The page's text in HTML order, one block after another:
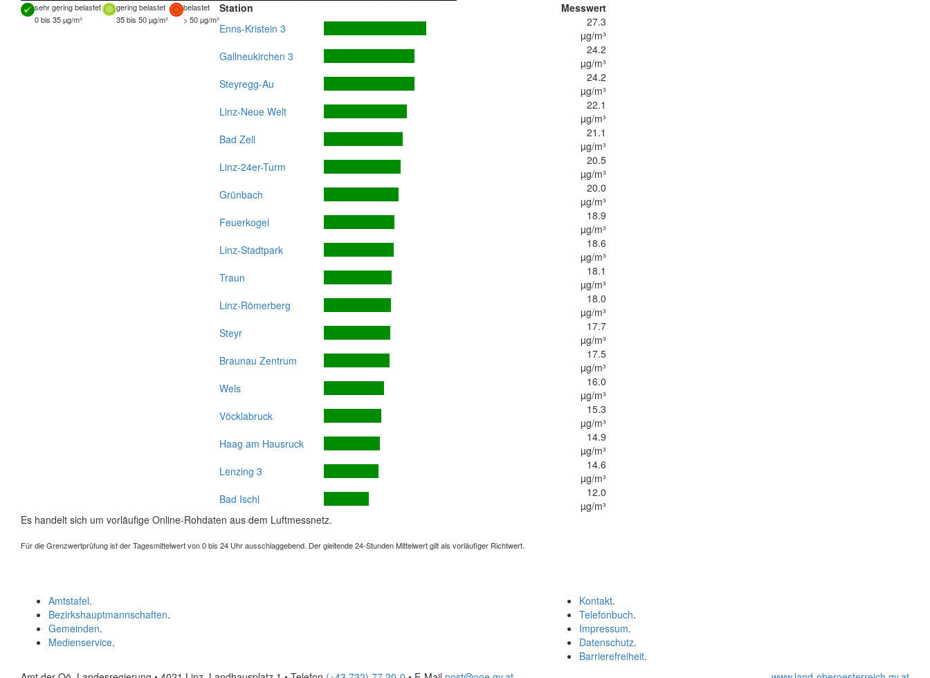
sehr gering belastet gering belastet
belastet
0 bis 35 µg/m³
35 bis 50 µg/m³ > 50 µg/m³
Station
Messwert
Enns-Kristein 3
27.3
µg/m³
Gallneukirchen 3
24.2
µg/m³
Steyregg-Au
24.2
µg/m³
Linz-Neue Welt
22.1
µg/m³
Bad Zell
21.1
µg/m³
Linz-24er-Turm
20.5
µg/m³
Grünbach
20.0
µg/m³
Feuerkogel
18.9
µg/m³
Linz-Stadtpark
18.6
µg/m³
Traun
18.1
µg/m³
Linz-Römerberg
18.0
µg/m³
Steyr
17.7
µg/m³
Braunau Zentrum
17.5
µg/m³
Wels
16.0
µg/m³
Vöcklabruck
15.3
µg/m³
Haag am Hausruck
14.9
µg/m³
Lenzing 3
14.6
µg/m³
Bad Ischl
12.0
µg/m³
Es handelt sich um vorläufige Online-Rohdaten aus dem Luftmessnetz.
Für die Grenzwertprüfung ist der Tagesmittelwert von 0 bis 24 Uhr ausschlaggebend. Der gleitende 24-Stunden Mittelwert gilt als vorläufiger Richtwert.
Kontakt.
Telefonbuch.
Impressum.
Datenschutz.
Barrierefreiheit.
Amtstafel.
Bezirkshauptmannschaften.
Gemeinden.
Medienservice.